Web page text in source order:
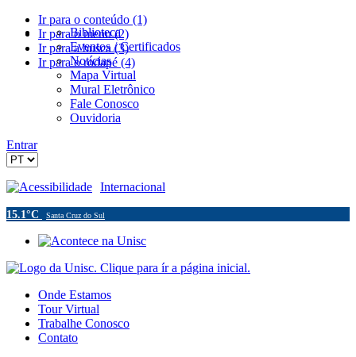
Ir para o conteúdo (1)
Ir para o menu (2)
Ir para a busca (3)
Ir para o rodapé (4)
Biblioteca
Eventos / Certificados
Notícias
Mapa Virtual
Mural Eletrônico
Fale Conosco
Ouvidoria
Entrar
Acessibilidade Internacional
15.1°C Santa Cruz do Sul
Onde Estamos
Tour Virtual
Trabalhe Conosco
Contato